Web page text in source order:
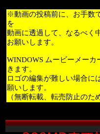
※動画の投稿前に、お手数
を
動画に透過して、なるべく
お願いします。
WINDOWS ムービーメー
きます。
ロゴの編集が難しい場合に
願いします。
（無断転載、転売防止のた